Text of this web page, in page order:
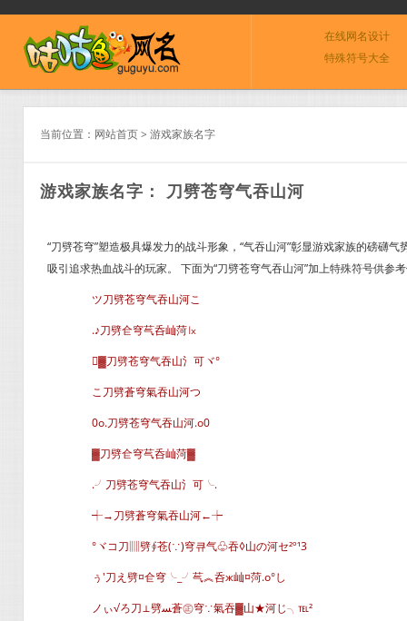
在线网名设计
特殊符号大全
当前位置： 网站首页> 游戏家族名字
游戏家族名字： 刀劈苍穹气吞山河
“刀劈苍穹”塑造极具爆发力的战斗形象，“气吞山河”彰显游戏家族的磅礴
吸引追求热血战斗的玩家。 下面为“刀劈苍穹气吞山河”加上特殊符号供参
ツ刀劈苍穹气吞山河こ
.♪刀劈仺穹芞呑屾菏㏓
▓刀劈苍穹气吞山氵可ヾ°
こ刀劈蒼穹氣吞山河つ
0o.刀劈苍穹气吞山河.o0
▓刀劈仺穹芞呑屾菏▓
.╯刀劈苍穹气吞山氵可╰.
┽→刀劈蒼穹氣吞山河←┾
°ヾコ刀▥劈∮苍(∵)穹큐气♧吞◊山の河セ²º¹3
ぅ′刀え劈¤仺穹╰_╯芞︽呑ж屾¤菏.o°し
ノぃ√ろ刀⊥劈ﺴ蒼㊣穹∵氣吞▓山★河じ╮℡²